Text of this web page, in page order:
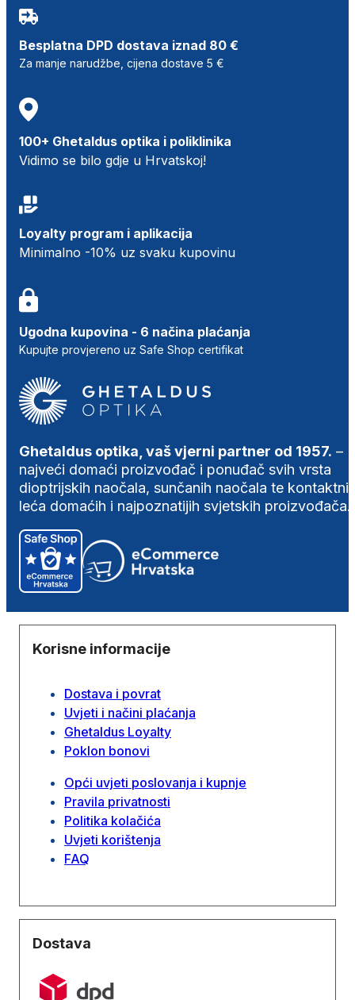
Besplatna DPD dostava iznad 80 €
Za manje narudžbe, cijena dostave 5 €
100+ Ghetaldus optika i poliklinika
Vidimo se bilo gdje u Hrvatskoj!
Loyalty program i aplikacija
Minimalno -10% uz svaku kupovinu
Ugodna kupovina - 6 načina plaćanja
Kupujte provjereno uz Safe Shop certifikat
Ghetaldus optika, vaš vjerni partner od 1957. –
najveći domaći proizvođač i ponuđač svih vrsta
dioptrijskih naočala, sunčanih naočala te
leća domaćih i najpoznatijih svjetskih proizvođača.
Korisne informacije
Dostava i povrat
Uvjeti i načini plaćanja
Ghetaldus Loyalty
Poklon bonovi
Opći uvjeti poslovanja i kupnje
Pravila privatnosti
Politika kolačića
Uvjeti korištenja
FAQ
Dostava